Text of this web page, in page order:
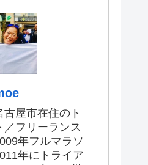
屋市在住のト
／フリーランス
年フルマラソ
年にトライア